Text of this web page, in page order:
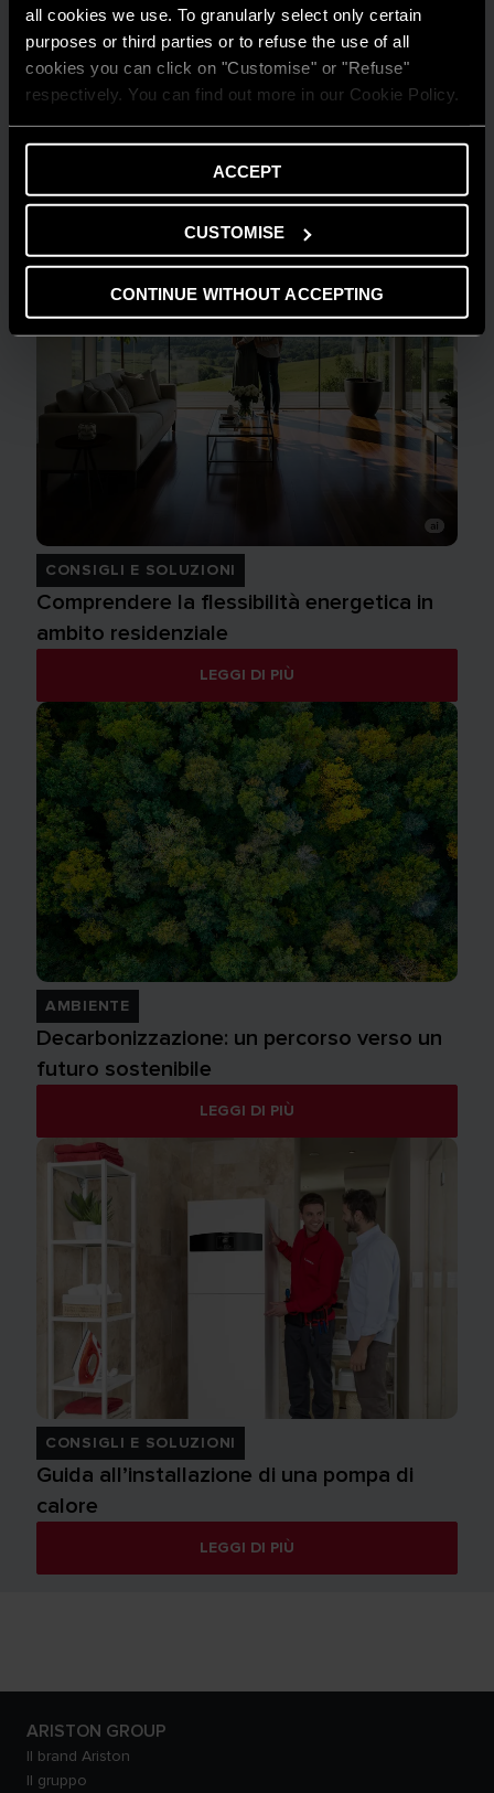
all cookies we use. To granularly select only certain
purposes or third parties or to refuse the use of all
cookies you can click on "Customise" or "Refuse"
respectively. You can find out more in our Cookie Policy.
ACCEPT
CUSTOMISE
CONTINUE WITHOUT ACCEPTING
GUIDA AL RISPARMIO
Quanto consuma un condizionatore?
LEGGI DI PIÙ
CONSIGLI E SOLUZIONI
Comprendere la flessibilità energetica in
ambito residenziale
LEGGI DI PIÙ
AMBIENTE
Decarbonizzazione: un percorso verso un
futuro sostenibile
LEGGI DI PIÙ
CONSIGLI E SOLUZIONI
Guida all’installazione di una pompa di
calore
LEGGI DI PIÙ
ARISTON GROUP
Il brand Ariston
Il gruppo